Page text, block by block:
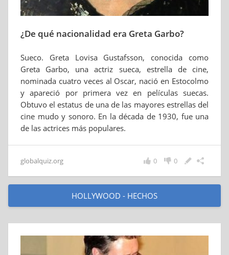
¿De qué nacionalidad era Greta Garbo?
Sueco. Greta Lovisa Gustafsson, conocida como
Greta Garbo, una actriz sueca, estrella de cine,
nominada cuatro veces al Oscar, nació en Estocolmo
y apareció por primera vez en películas suecas.
Obtuvo el estatus de una de las mayores estrellas del
cine mudo y sonoro. En la década de 1930, fue una
de las actrices más populares.
globalquiz.org 0
0
HOLLYWOOD - HECHOS